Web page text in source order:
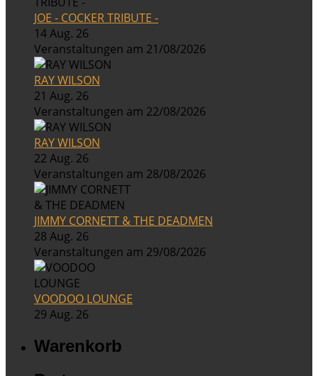
JOE - COCKER TRIBUTE -
14 Aug. 26
Veranstaltungen am 21/08/2026
RAY WILSON
21 Aug. 26
Veranstaltungen am 22/08/2026
RAY WILSON
22 Aug. 26
Veranstaltungen am 28/08/2026
JIMMY CORNETT & THE DEADMEN
28 Aug. 26
Veranstaltungen am 29/08/2026
VOODOO LOUNGE
29 Aug. 26
Warenkorb